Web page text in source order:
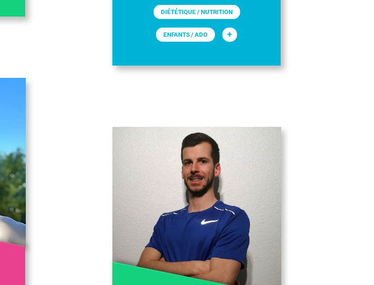
DIÉTÉTIQUE / NUTRITION
ENFANTS / ADO +